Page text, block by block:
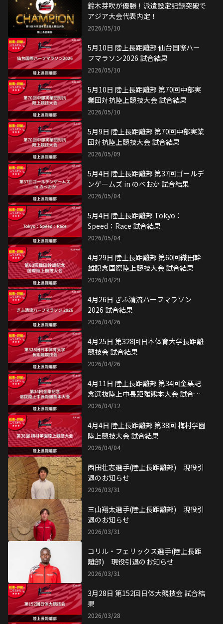
鈴木芽吹が優勝！派遣設定記録突破で
アジア大会代表内定！
2026/05/10
5月10日 陸上長距離部 仙台国際ハー
フマラソン2026 試合結果
2026/05/10
5月10日 陸上長距離部 第70回中部実
業団対抗陸上競技大会 試合結果
2026/05/10
5月9日 陸上長距離部 第70回中部実業
団対抗陸上競技大会 試合結果
2026/05/09
5月4日 陸上長距離部 第37回ゴールデ
ンゲームズ in のべおか 試合結果
2026/05/04
5月4日 陸上長距離部 Tokyo：
Speed：Race 試合結果
2026/05/04
4月29日 陸上長距離部 第60回織田幹
雄記念国際陸上競技大会 試合結果
2026/04/29
4月26日 ぎふ清流ハーフマラソン
2026 試合結果
2026/04/26
4月25日 第328回日本体育大学長距離
競技会 試合結果
2026/04/26
4月11日 陸上長距離部 第34回金栗記
念選抜陸上中長距離熊本大会 試合結
果
2026/04/12
4月4日 陸上長距離部 第38回 梅村学園
陸上競技大会 試合結果
2026/04/04
西田壮志選手(陸上長距離部) 現役引
退のお知らせ
2026/03/31
三山翔太選手(陸上長距離部) 現役引
退のお知らせ
2026/03/31
コリル・フェリックス選手(陸上長距
離部) 現役引退のお知らせ
2026/03/31
3月28日 第152回日体大競技会 試合結
果
2026/03/28